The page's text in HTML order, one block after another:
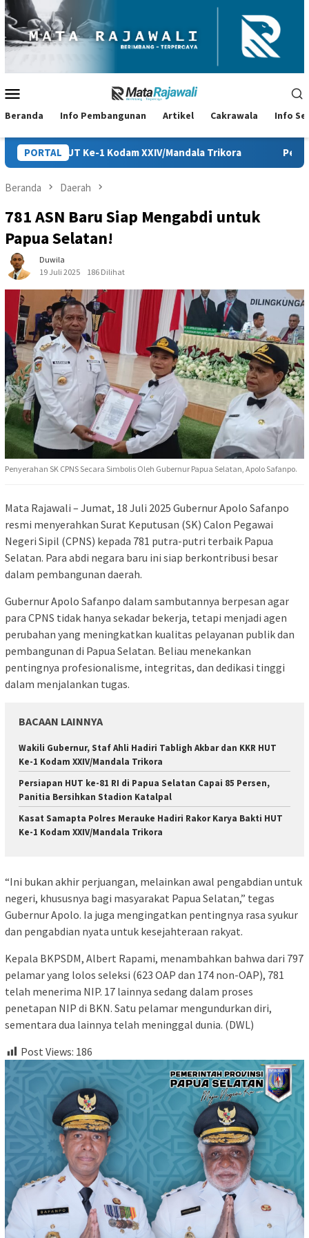
Loncat
ke
konten
Mobile
Beranda Info Pembangunan Artikel Cakrawala Info
PORTAL
XXIV/Mandala Trikora Persiapan HUT ke-81 RI di
Beranda Daerah
781 ASN Baru Siap Mengabdi untuk
Papua Selatan!
Duwila
19 Juli 2025
186 Dilihat
Penyerahan SK CPNS Secara Simbolis Oleh Gubernur Papua Selatan, Apolo Safanpo.
Mata Rajawali – Jumat, 18 Juli 2025 Gubernur Apolo Safanpo
resmi menyerahkan Surat Keputusan (SK) Calon Pegawai
Negeri Sipil (CPNS) kepada 781 putra-putri terbaik Papua
Selatan. Para abdi negara baru ini siap berkontribusi besar
dalam pembangunan daerah.
Gubernur Apolo Safanpo dalam sambutannya berpesan agar
para CPNS tidak hanya sekadar bekerja, tetapi menjadi agen
perubahan yang meningkatkan kualitas pelayanan publik dan
pembangunan di Papua Selatan. Beliau menekankan
pentingnya profesionalisme, integritas, dan dedikasi tinggi
dalam menjalankan tugas.
BACAAN LAINNYA
Wakili Gubernur, Staf Ahli Hadiri Tabligh Akbar dan KKR HUT
Ke-1 Kodam XXIV/Mandala Trikora
Persiapan HUT ke-81 RI di Papua Selatan Capai 85 Persen,
Panitia Bersihkan Stadion Katalpal
Kasat Samapta Polres Merauke Hadiri Rakor Karya Bakti HUT
Ke-1 Kodam XXIV/Mandala Trikora
“Ini bukan akhir perjuangan, melainkan awal pengabdian untuk
negeri, khususnya bagi masyarakat Papua Selatan,” tegas
Gubernur Apolo. Ia juga mengingatkan pentingnya rasa syukur
dan pengabdian nyata untuk kesejahteraan rakyat.
Kepala BKPSDM, Albert Rapami, menambahkan bahwa dari 797
pelamar yang lolos seleksi (623 OAP dan 174 non-OAP), 781
telah menerima NIP. 17 lainnya sedang dalam proses
penetapan NIP di BKN. Satu pelamar mengundurkan diri,
sementara dua lainnya telah meninggal dunia. (DWL)
Post Views: 186